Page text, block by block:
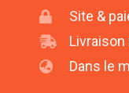
Site &
Dans le